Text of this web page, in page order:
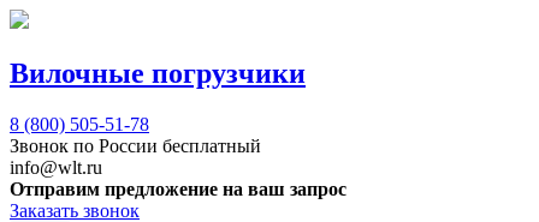
Вилочные погрузчики
8 (800) 505-51-78
Звонок по России бесплатный
info@wlt.ru
Отправим предложение на ваш запрос
Заказать звонок